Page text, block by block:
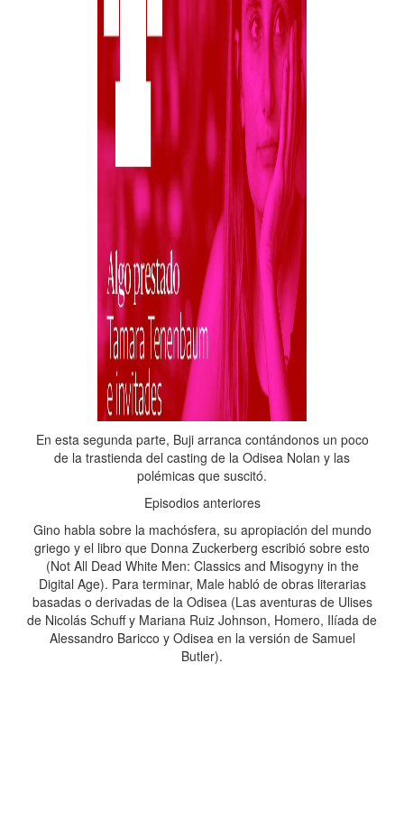
En esta segunda parte, Buji arranca contándonos un poco
de la trastienda del casting de la Odisea Nolan y las
polémicas que suscitó.
Episodios anteriores
Gino habla sobre la machósfera, su apropiación del mundo
griego y el libro que Donna Zuckerberg escribió sobre esto
(Not All Dead White Men: Classics and Misogyny in the
Digital Age). Para terminar, Male habló de obras literarias
basadas o derivadas de la Odisea (Las aventuras de Ulises
de Nicolás Schuff y Mariana Ruiz Johnson, Homero, Ilíada de
Alessandro Baricco y Odisea en la versión de Samuel
Butler).